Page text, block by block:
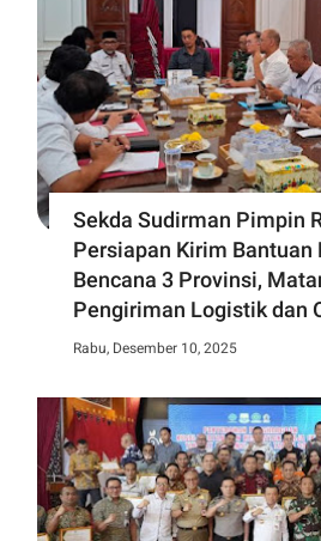
Sekda Sudirman Pimpin
Persiapan Kirim Bantuan
Bencana 3 Provinsi,
Pengiriman Logistik dan
Rabu, Desember 10, 2025